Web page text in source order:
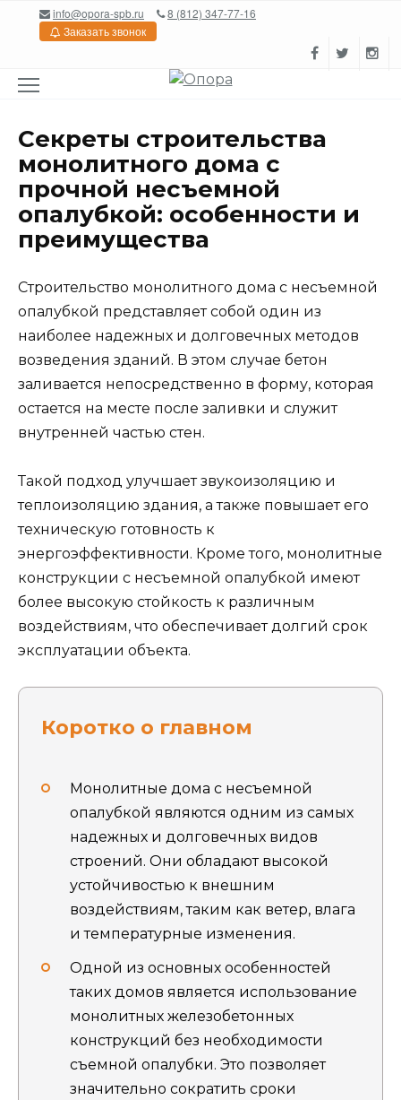
Перейтиinfo@opora-spb.ru
8 (812) 347-77-16
Заказать звонок
Секреты строительства
монолитного дома с
прочной несъемной
опалубкой: особенности и
преимущества
Строительство монолитного дома с несъемной
опалубкой представляет собой один из
наиболее надежных и долговечных методов
возведения зданий. В этом случае бетон
заливается непосредственно в форму, которая
остается на месте после заливки и служит
внутренней частью стен.
Такой подход улучшает звукоизоляцию и
теплоизоляцию здания, а также повышает его
техническую готовность к
энергоэффективности. Кроме того, монолитные
конструкции с несъемной опалубкой имеют
более высокую стойкость к различным
воздействиям, что обеспечивает долгий срок
эксплуатации объекта.
Коротко о главном
Монолитные дома с несъемной
опалубкой являются одним из самых
надежных и долговечных видов
строений. Они обладают высокой
устойчивостью к внешним
воздействиям, таким как ветер, влага
и температурные изменения.
Одной из основных особенностей
таких домов является использование
монолитных железобетонных
конструкций без необходимости
съемной опалубки. Это позволяет
значительно сократить сроки